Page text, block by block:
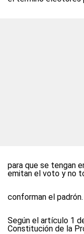
para que se tengan
emitan el voto y no
conforman el padrón.
Según el artículo 1
Constitución de la